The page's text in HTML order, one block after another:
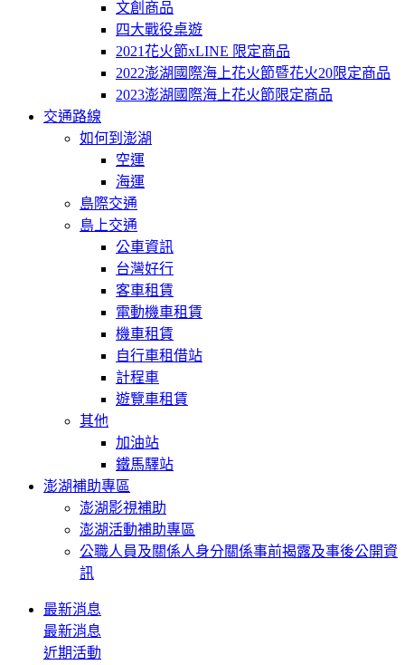
文創商品
四大戰役桌遊
2021花火節xLINE 限定商品
2022澎湖國際海上花火節暨花火20限定商品
2023澎湖國際海上花火節限定商品
交通路線
如何到澎湖
空運
海運
島際交通
島上交通
公車資訊
台灣好行
客車租賃
電動機車租賃
機車租賃
自行車租借站
計程車
遊覽車租賃
其他
加油站
鐵馬驛站
澎湖補助專區
澎湖影視補助
澎湖活動補助專區
公職人員及關係人身分關係事前揭露及事後公開資
訊
最新消息
最新消息
近期活動